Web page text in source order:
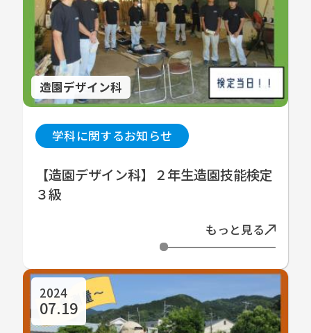
造園デザイン科
学科に関するお知らせ
【造園デザイン科】２年生造園技能検定
３級
もっと見る
2024
07.19